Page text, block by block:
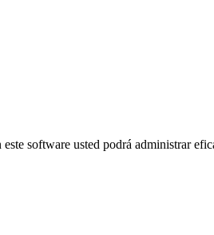
software usted podrá administrar